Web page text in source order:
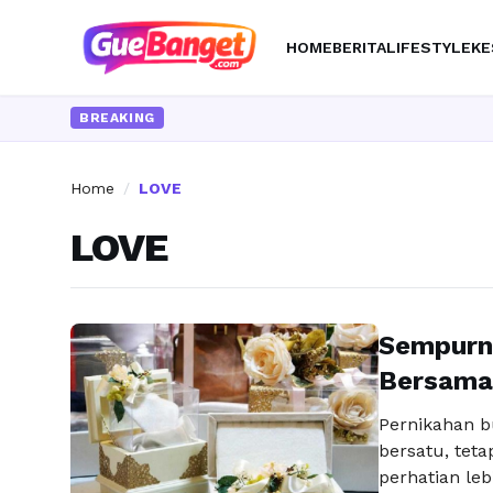
HOMEBERITALIFESTYLE
BREAKING
Home / LOVE
LOVE
Pernikahan
bersatu,
perhatian